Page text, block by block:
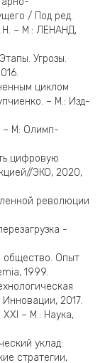
/ Под ред.
– М.: ЛЕНАНД,
Угрозы.
циклом
– М.: Изд-
– М: Олимп-
цифровую
ЭКО, 2020,
революции
-
общество. Опыт
1999.
2017.
– М.: Наука,
уклад:
стратегии,